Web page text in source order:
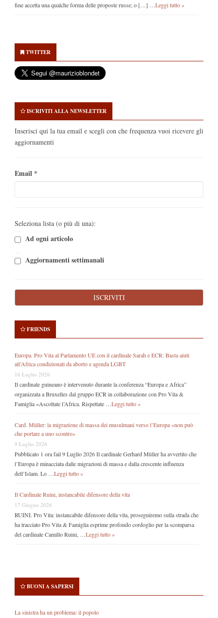
fine accetta una qualche forma delle proposte russe; o […] … Leggi tutto »
Sidebar
TWITTER
ISCRIVITI ALLA NEWSLETTER
Inserisci qui la tua email e scegli con che frequenza vuoi ricevere gli
aggiornamenti
Email *
Seleziona lista (o più di una):
Ad ogni articolo
Aggiornamenti settimanali
FRIENDS
Europa. Pro Vita al Parlamento UE con il cardinale Sarah e ECR: Basta aiuti
all’Africa condizionati da aborto e agenda LGBT
16 Luglio 2026
Il cardinale guineano è intervenuto durante la conferenza “Europa e Africa”
organizzata a Bruxelles dal gruppo ECR in collaborazione con Pro Vita &
Famiglia «Ascoltate l’Africa. Rispettate … Leggi tutto »
Card. Müller: la migrazione di massa dei musulmani verso l’Europa «non può
che portare a uno scontro»
9 Luglio 2026
Pubblicato 1 ora fail 9 Luglio 2026 Il cardinale Gerhard Müller ha avvertito che
l’Europa è minacciata dalle migrazioni di massa e dalla crescente influenza
dell’Islam. Lo … Leggi tutto »
Il Cardinale Ruini, instancabile difensore della vita
17 Giugno 2026
RUINI. Pro Vita: instancabile difensore della vita, proseguiremo sulla strada che
ha tracciato Pro Vita & Famiglia esprime profondo cordoglio per la scomparsa
del cardinale Camillo Ruini, … Leggi tutto »
BUONI A SAPERSI
La sinistra ha un problema: il popolo